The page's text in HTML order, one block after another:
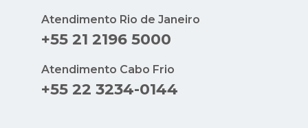
Atendimento Rio de Janeiro
+55 21 2196 5000
Atendimento Cabo Frio
+55 22 3234-0144